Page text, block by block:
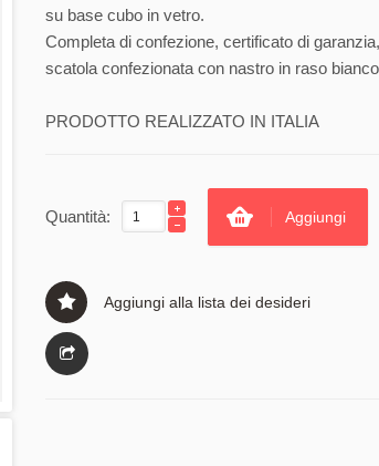
su base cubo in vetro.
Completa di confezione, certificato di
scatola confezionata con nastro in raso
PRODOTTO REALIZZATO IN ITALIA
Quantità: Aggiungi
Aggiungi alla lista dei desideri